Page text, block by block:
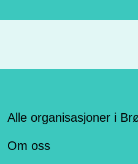
Alle organisasjoner i
Om oss